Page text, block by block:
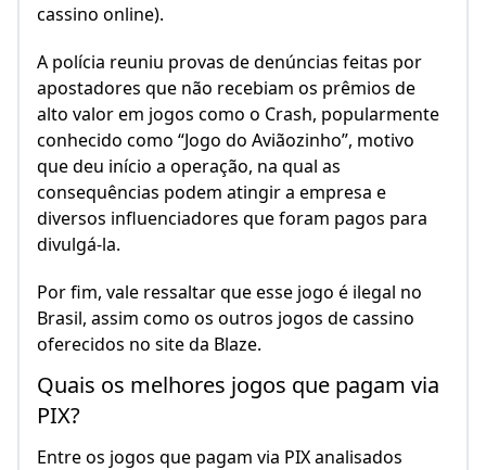
cassino online).
A polícia reuniu provas de denúncias feitas por
apostadores que não recebiam os prêmios de
alto valor em jogos como o Crash, popularmente
conhecido como “Jogo do Aviãozinho”, motivo
que deu início a operação, na qual as
consequências podem atingir a empresa e
diversos influenciadores que foram pagos para
divulgá-la.
Por fim, vale ressaltar que esse jogo é ilegal no
Brasil, assim como os outros jogos de cassino
oferecidos no site da Blaze.
Quais os melhores jogos que pagam via
PIX?
Entre os jogos que pagam via PIX analisados